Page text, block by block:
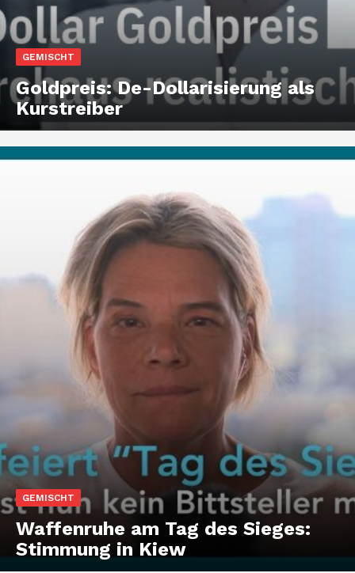
GEMISCHT
Goldpreis: De-Dollarisierung als
Kurstreiber
GEMISCHT
Waffenruhe am Tag des Sieges:
Stimmung in Kiew